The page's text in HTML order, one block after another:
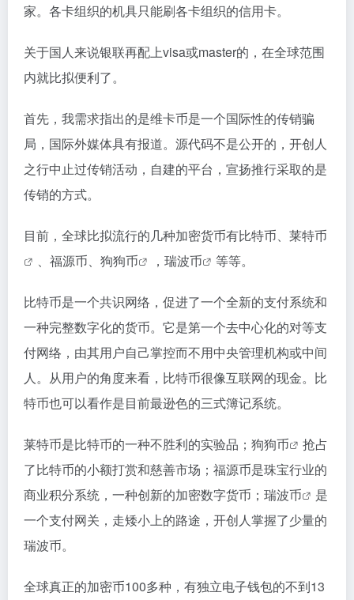
家。各卡组织的机具只能刷各卡组织的信用卡。
关于国人来说银联再配上visa或master的，在全球范围
内就比拟便利了。
首先，我需求指出的是维卡币是一个国际性的传销骗
局，国际外媒体具有报道。源代码不是公开的，开创人
之行中止过传销活动，自建的平台，宣扬推行采取的是
传销的方式。
目前，全球比拟流行的几种加密货币有比特币、 莱特币
、福源币、 狗狗币 ，瑞波币 等等。
比特币是一个共识网络，促进了一个全新的支付系统和
一种完整数字化的货币。它是第一个去中心化的对等支
付网络，由其用户自己掌控而不用中央管理机构或中间
人。从用户的角度来看，比特币很像互联网的现金。比
特币也可以看作是目前最逊色的三式簿记系统。
莱特币是比特币的一种不胜利的实验品； 狗狗币
抢占
了比特币的小额打赏和慈善市场；福源币是珠宝行业的
商业积分系统，一种创新的加密数字货币； 瑞波币
是
一个支付网关，走矮小上的路途，开创人掌握了少量的
瑞波币。
全球真正的加密币100多种，有独立电子钱包的不到13